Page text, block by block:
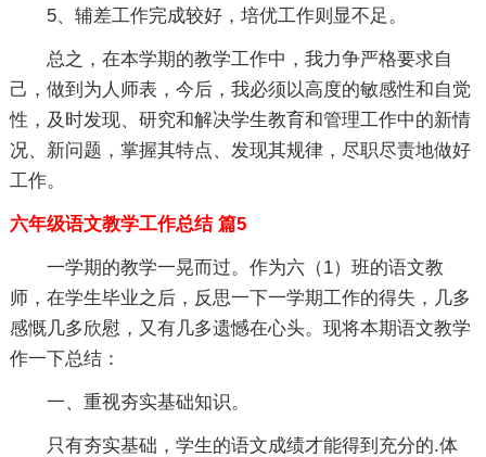
5、辅差工作完成较好，培优工作则显不足。
总之，在本学期的教学工作中，我力争严格要求自
己，做到为人师表，今后，我必须以高度的敏感性和自觉
性，及时发现、研究和解决学生教育和管理工作中的新情
况、新问题，掌握其特点、发现其规律，尽职尽责地做好
工作。
六年级语文教学工作总结 篇5
一学期的教学一晃而过。作为六（1）班的语文教
师，在学生毕业之后，反思一下一学期工作的得失，几多
感慨几多欣慰，又有几多遗憾在心头。现将本期语文教学
作一下总结：
一、重视夯实基础知识。
只有夯实基础，学生的语文成绩才能得到充分的.体